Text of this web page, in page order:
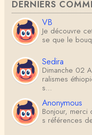
DERNIERS
VB
Je découvre
se que le
Sedira
Dimanche 02
ralismes
s…
Anonymous
Bonjour, merci
s références